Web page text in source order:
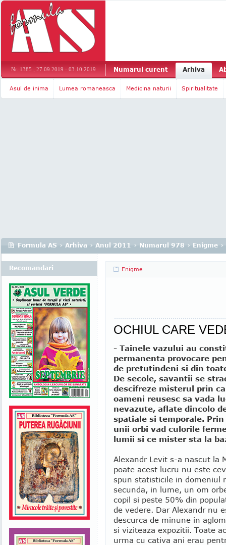
Nr. 1385 , 27.09.2019 - 03.10.2019 Numarul curent Arhiva
Asul de inima Lumea romaneasca Medicina naturii Spiritualitate
Formula AS › Arhiva › Anul 2011 › Numarul 978 › Enigme
Enigme
OCHIUL CARE
- Tainele vazului au
permanenta provocare
de pretutindeni si din
De secole, savantii se
descifreze misterul prin
oameni reusesc sa vada
nevazute, aflate dincolo
spatiale si temporale.
unii orbi vad culorile
lumii si ce mister sta la
Alexandr Levit s-a nascut la
poate acest lucru nu este
spun statisticile in domeniul
secunda, in lume, un om
copil si peste 50% din
de vedere. Dar Alexandr nu
descurca de minune in
si viziteaza expozitii. Toate
urma cu cativa ani erau
Recomandari